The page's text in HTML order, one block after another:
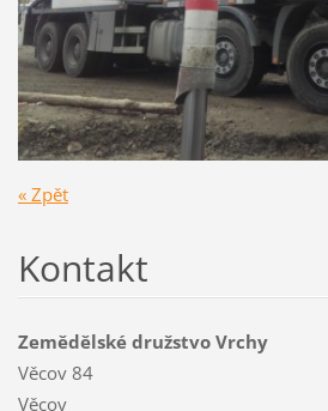
« Zpět
Kontakt
Zemědělské družstvo Vrchy
Věcov 84
Věcov